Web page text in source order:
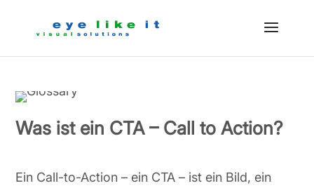
Was ist ein CTA – Call to Action?
Ein Call-to-Action – ein CTA – ist ein Bild, ein